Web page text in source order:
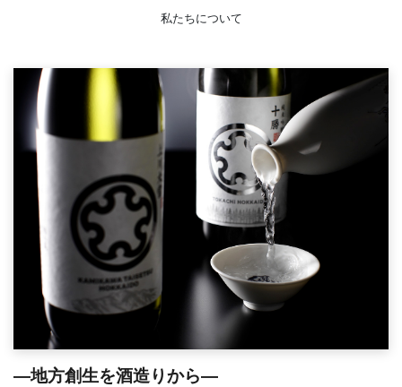
私たちについて
—地方創生を酒造りから—